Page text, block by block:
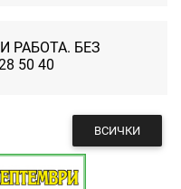
РАБОТА. БЕЗ
50 40
ВСИЧКИ